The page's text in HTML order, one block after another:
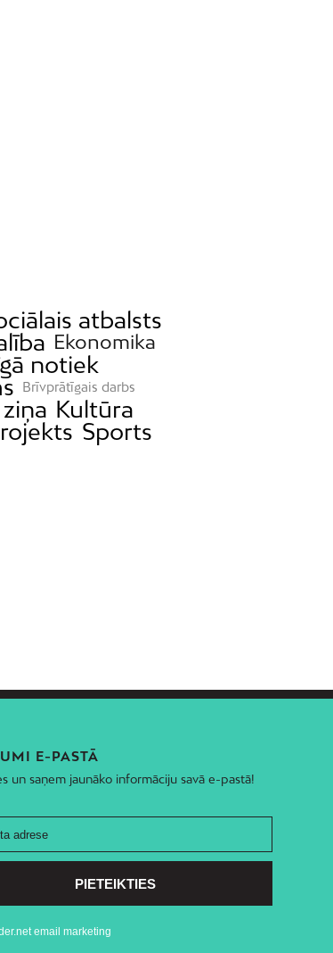
atbalsts
Ekonomika
notiek
Brīvprātīgais darbs
Kultūra
Sports
E-PASTĀ
un saņem jaunāko informāciju savā e-pastā!